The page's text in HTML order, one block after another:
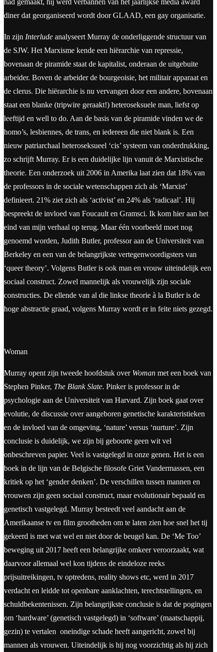
diner dat georganiseerd wordt door GLAAD, een gay organisatie.
In zijn Interlude analyseert Murray de onderliggende structuur van
de SJW. Het Marxisme kende een hiërarchie van repressie,
bovenaan de piramide staat de kapitalist, onderaan de uitgebuite
arbeider. Boven de arbeider de bourgeoisie, het militair apparaat en
de clerus. Die hiërarchie is nu vervangen door een andere, bovenaan
staat een blanke (tripwire geraakt!) heteroseksuele man, liefst op
leeftijd en well to do. Aan de basis van de piramide vinden we de
homo’s, lesbiennes, de trans, en iedereen die niet blank is. Een
nieuw patriarchaal heteroseksueel ‘cis’ systeem van onderdrukking,
zo schrijft Murray. Er is een duidelijke lijn vanuit de Marxistische
theorie. Een onderzoek uit 2006 in Amerika laat zien dat 18% van
de professors in de sociale wetenschappen zich als ‘Marxist’
definieert. 21% ziet zich als ‘activist’ en 24% als ‘radicaal’. Hij
bespreekt de invloed van Foucault en Gramsci. Ik kom hier aan het
eind van mijn verhaal op terug. Maar één voorbeeld moet nog
genoemd worden, Judith Butler, professor aan de Universiteit van
Berkeley en een van de belangrijkste vertegenwoordigsters van
‘queer theory’. Volgens Butler is ook man en vrouw uiteindelijk een
sociaal construct. Zowel mannelijk als vrouwelijk zijn sociale
constructies. De ellende van al die linkse theorie à la Butler is de
hoge abstractie graad, volgens Murray wordt er in feite niets gezegd.
Woman
Murray opent zijn tweede hoofdstuk over Woman met een boek van
Stephen Pinker, The Blank Slate. Pinker is professor in de
psychologie aan de Universiteit van Harvard. Zijn boek gaat over
evolutie, de discussie over aangeboren genetische karakteristieken
en de invloed van de omgeving, ‘nature’ versus ‘nurture’. Zijn
conclusie is duidelijk, we zijn bij geboorte geen wit vel
onbeschreven papier. Veel is vastgelegd in onze genen. Het is een
boek in de lijn van de Belgische filosofe Griet Vandermassen, een
kritiek op het ‘gender denken’. De verschillen tussen mannen en
vrouwen zijn geen sociaal construct, maar evolutionair bepaald en
genetisch vastgelegd. Murray besteedt veel aandacht aan de
Amerikaanse tv en film grootheden om te laten zien hoe snel het tij
gekeerd is met wat wel en niet door de beugel kan. De ‘Me Too’
beweging uit 2017 heeft een belangrijke omkeer veroorzaakt, wat
daarvoor allemaal wel kon tijdens de eindeloze reeks
prijsuitreikingen, tv optredens, reality shows etc, werd in 2017
verdacht en leidde tot openbare aanklachten, terechtstellingen, en
schuldbekentenissen. Zijn belangrijkste conclusie is dat de pogingen
om ‘hardware’ (genetisch vastgelegd) in ‘software’ (maatschappij,
gezin) te vertalen oneindige schade heeft aangericht, zowel bij
mannen als vrouwen. Uiteindelijk is hij nog voorzichtig als hij zich